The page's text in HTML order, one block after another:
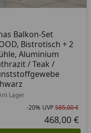
Preis
Balkon-Set
Bistrotisch + 2
Aluminium
/ Teak /
am Lager
Lager
-20% UVP585,00 €
468,00 €